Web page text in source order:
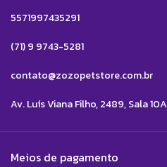
5571997435291
(71) 9 9743-5281
contato@zozopetstore.com.br
Av. Luís Viana Filho, 2489, Sala 10A
Meios de pagamento